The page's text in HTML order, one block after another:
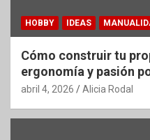
HOBBY IDEAS
Cómo construir tu
ergonomía y pasión
abril 4, 2026 Alicia Rodal